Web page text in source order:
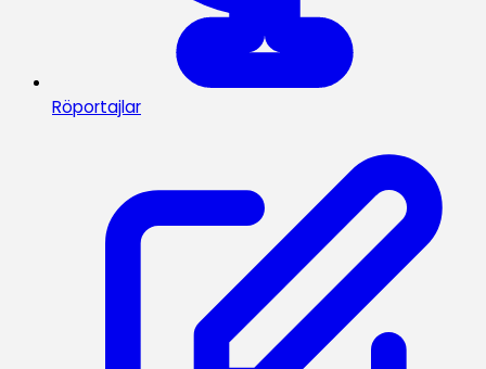
Röportajlar